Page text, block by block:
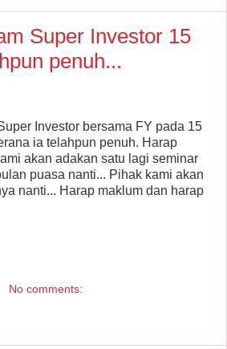
Super Investor 15
penuh...
Investor bersama FY pada 15
ia telahpun penuh. Harap
akan adakan satu lagi seminar
puasa nanti... Pihak kami akan
nanti... Harap maklum dan harap
No comments: